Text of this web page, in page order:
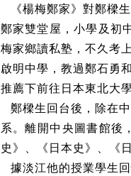
《楊梅鄭家》對鄭樑
鄭家雙堂屋，小學及初
梅家鄉讀私塾，不久考
啟明中學，教過鄭石勇
推薦下前往日本東北大
鄭樑生回台後，除在
系。離開中央圖書館後
史》、《日本史》、《
據淡江他的授業學生